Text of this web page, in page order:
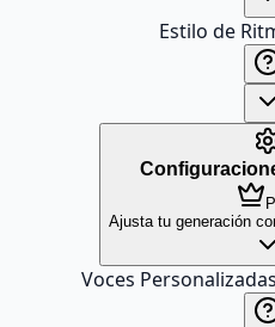
Estilo de
Ajusta tu generación
Voces